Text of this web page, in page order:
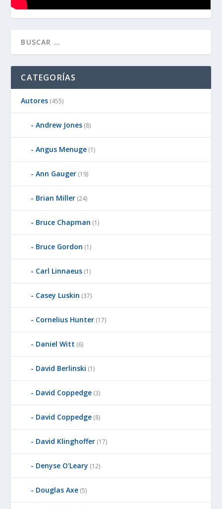
CATEGORÍAS
Autores (455)
Andrew Jones (8)
Angus Menuge (1)
Ann Gauger (19)
Brian Miller (24)
Bruce Chapman (1)
Bruce Gordon (1)
Carl Linnaeus (1)
Casey Luskin (37)
Cornelius Hunter (17)
Daniel Witt (6)
David Berlinski (1)
David Coppedge (3)
David Coppedge (8)
David Klinghoffer (17)
Denyse O'Leary (12)
Douglas Axe (5)